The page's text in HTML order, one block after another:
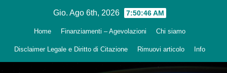
Gio. Ago 6th, 2026 7:50:47 AM
Home Finanziamenti – Agevolazioni Chi siamo
Disclaimer Legale e Diritto di Citazione Rimuovi articolo Info